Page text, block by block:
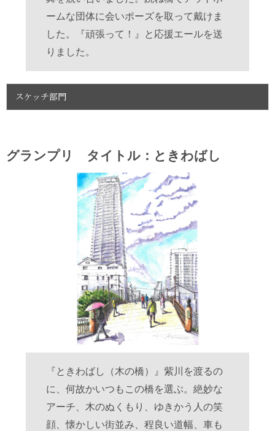
ームな団体に会いポーズを取って戴けま
した。『頑張って！』と応援エールを送
りました。
スケッチ部門
グランプリ タイトル：ときわばし
『ときわばし（木の橋）』紫川を渡るの
に、何故かいつもこの橋を選ぶ。絶妙な
アーチ、木のぬくもり、ゆきかう人の笑
顔、懐かしい街並み、程良い道幅、車も